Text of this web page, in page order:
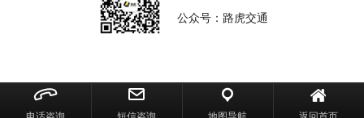
公众号：路虎交通
电话咨询 短信咨询 地图导航 返回首页